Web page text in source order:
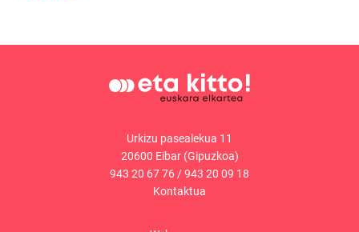
Urkizu pasealekua 11
20600 Eibar (Gipuzkoa)
943 20 67 76/943 20 09 18
Kontaktua